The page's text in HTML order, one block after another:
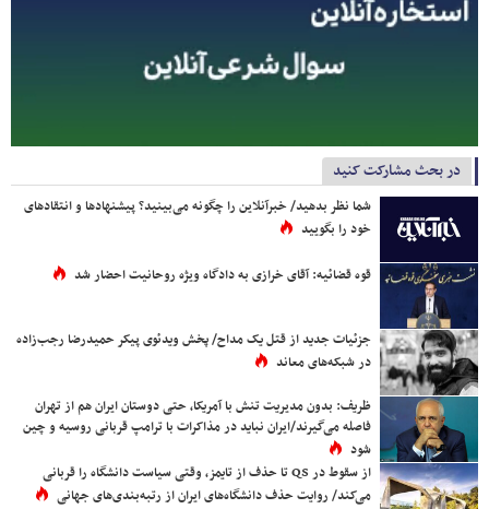
در بحث مشارکت کنید
شما نظر بدهید/ خبرآنلاین را چگونه می‌بینید؟ پیشنهادها و انتقادهای
خود را بگویید
قوه قضائیه: آقای خرازی به دادگاه ویژه روحانیت احضار شد
جزئیات جدید از قتل یک مداح/ پخش ویدئوی پیکر حمیدرضا رجب‌زاده
در شبکه‌های معاند
ظریف: بدون مدیریت تنش با آمریکا، حتی دوستان ایران هم از تهران
فاصله می‌گیرند/ایران نباید در مذاکرات با ترامپ قربانی روسیه و چین
شود
از سقوط در QS تا حذف از تایمز، وقتی سیاست دانشگاه را قربانی
می‌کند/ روایت حذف دانشگاه‌های ایران از رتبه‌بندی‌های جهانی